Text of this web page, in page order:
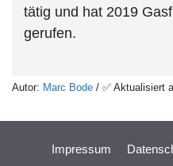
tätig und hat 2019
gerufen.
Autor: Marc Bode / ✅ Aktualisiert
Impressum